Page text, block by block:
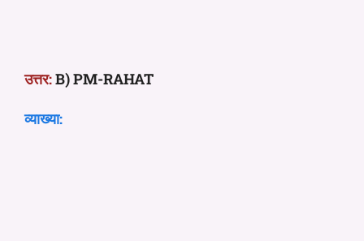
उत्तर:B) PM-RAHAT
व्याख्या: